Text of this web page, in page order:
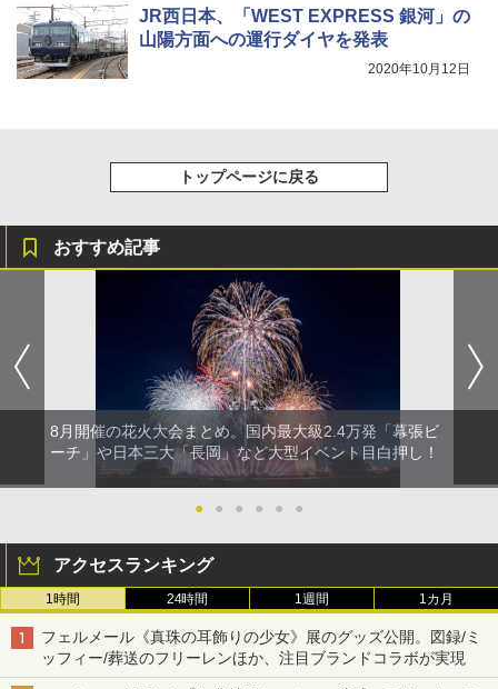
JR西日本、「WEST EXPRESS 銀河」の
山陽方面への運行ダイヤを発表
2020年10月12日
トップページに戻る
おすすめ記事
8月開催の花火大会まとめ。国内最大級2.4万発「幕張ビ
ーチ」や日本三大「長岡」など大型イベント目白押し！
● ● ● ● ● ●
アクセスランキング
1時間 24時間 1週間 1カ月
フェルメール《真珠の耳飾りの少女》展のグッズ公開。図録/ミ
ッフィー/葬送のフリーレンほか、注目ブランドコラボが実現